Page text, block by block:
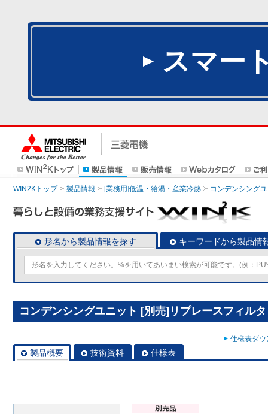
スマー
WIN2Kトップ 製品情報 [業務用]低温・給湯・産業冷熱 コンデンシング
形名から製品情報を探す キーワードから製品情
コンデンシングユニット [別売]リプレースフィル
仕様表ダ
製品概要 技術資料 仕様表